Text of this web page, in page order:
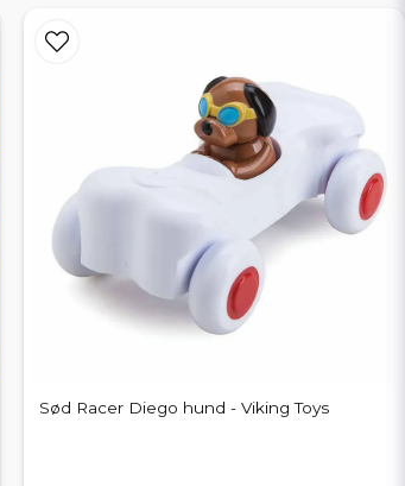
Sød Racer Diego hund - Viking Toys